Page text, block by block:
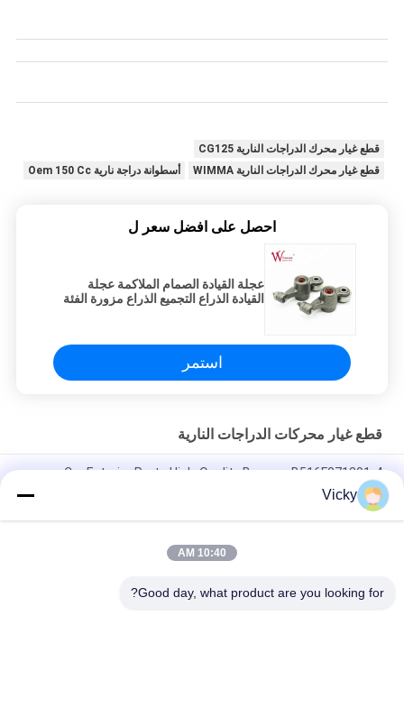
قطع غيار محرك الدراجات النارية CG125
قطع غيار محرك الدراجات النارية WIMMA
أسطوانة دراجة نارية Oem 150 Cc
احصل على افضل سعر ل
عجلة القيادة الصمام الملاكمة عجلة
القيادة الذراع التجميع الذراع مزورة الفئة
استمر
قطع غيار محركات الدراجات النارية
Car Exterior Parts High-Quality Bumper B516F271301-4
CHANAN OSHAN​ Z6 Starry White
محرك بداية هوندا EX5 قطع غيار محرك دراجة نارية رخيصة بالجملة مع
Vicky
10:40 AM
Good day, what product are you looking for?